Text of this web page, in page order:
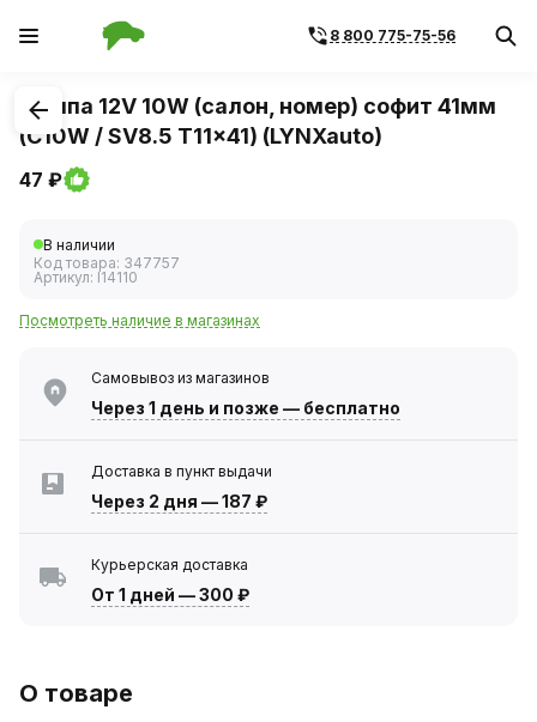
8 800 775-75-56
1/1
Лампа 12V 10W (салон, номер) софит 41мм
(C10W / SV8.5 T11x41) (LYNXauto)
47 ₽
В наличии
Код товара: 347757
Артикул: l14110
Посмотреть наличие в магазинах
Самовывоз из магазинов
Через 1 день и позже — бесплатно
Доставка в пункт выдачи
Через 2 дня —187 ₽
Курьерская доставка
От 1 дней —300 ₽
О товаре